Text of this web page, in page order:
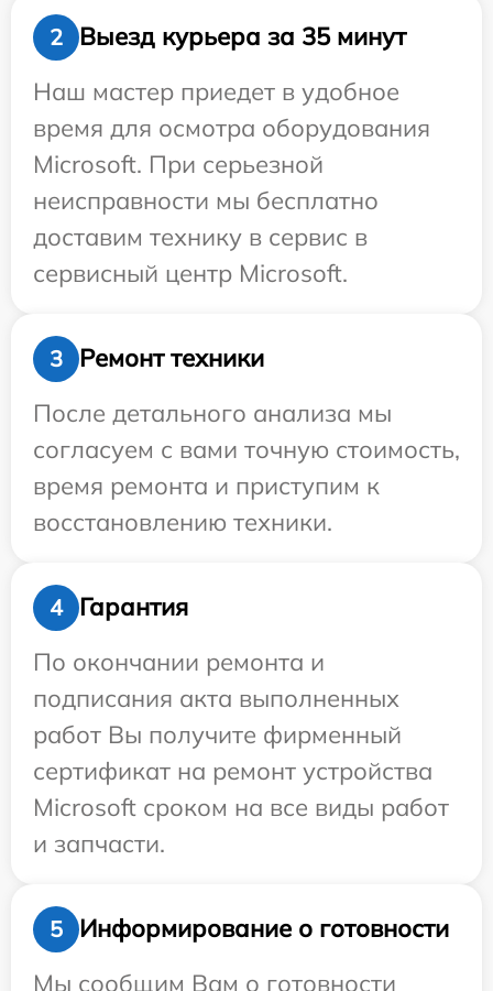
2
Выезд курьера за 35 минут
Наш мастер приедет в удобное
время для осмотра оборудования
Microsoft. При серьезной
неисправности мы бесплатно
доставим технику в сервис в
сервисный центр Microsoft.
3
Ремонт техники
После детального анализа мы
согласуем с вами точную стоимость,
время ремонта и приступим к
восстановлению техники.
4
Гарантия
По окончании ремонта и
подписания акта выполненных
работ Вы получите фирменный
сертификат на ремонт устройства
Microsoft сроком на все виды работ
и запчасти.
5
Информирование о готовности
Мы сообщим Вам о готовности